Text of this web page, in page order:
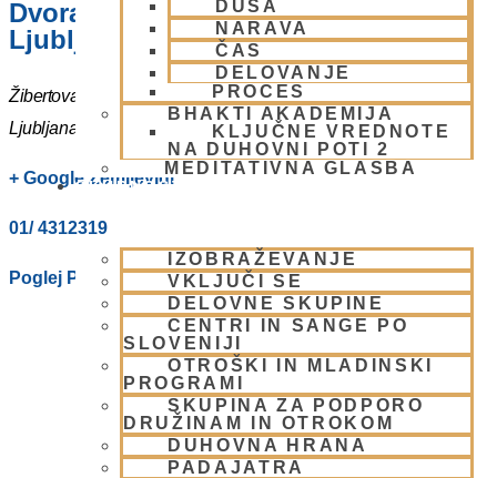
DUŠA
NARAVA
ČAS
DELOVANJE
PROCES
BHAKTI AKADEMIJA
KLJUČNE VREDNOTE
NA DUHOVNI POTI 2
MEDITATIVNA GLASBA
SKUPNOST
IZOBRAŽEVANJE
VKLJUČI SE
DELOVNE SKUPINE
CENTRI IN SANGE PO
SLOVENIJI
OTROŠKI IN MLADINSKI
PROGRAMI
SKUPINA ZA PODPORO
DRUŽINAM IN OTROKOM
DUHOVNA HRANA
PADAJATRA
Dvorana – Center Hare Krišna v
Ljubljani
Žibertova 27
Ljubljana
Slovenia
+ Google Zemljevidi
01/ 4312319
Poglej Prizorišče spletno stran